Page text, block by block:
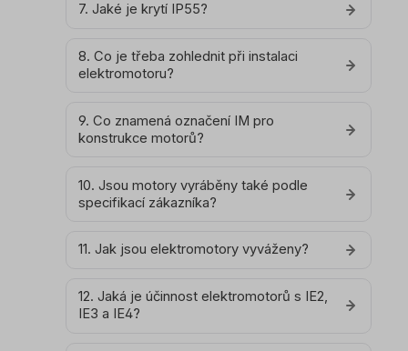
7. Jaké je krytí IP55?
8. Co je třeba zohlednit při instalaci
elektromotoru?
9. Co znamená označení IM pro
konstrukce motorů?
10. Jsou motory vyráběny také podle
specifikací zákazníka?
11. Jak jsou elektromotory vyváženy?
12. Jaká je účinnost elektromotorů s IE2,
IE3 a IE4?